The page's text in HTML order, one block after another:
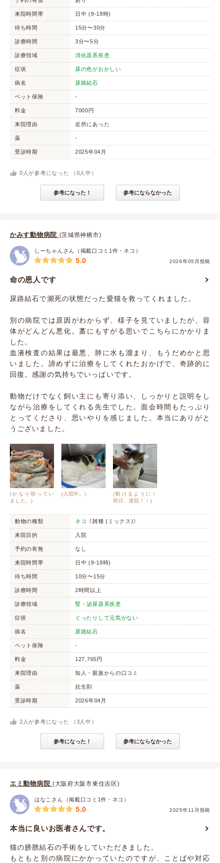
来院時間帯 日中 (9-18時)
待ち時間 15分〜30分
診療時間 3分〜5分
診療領域 消化器系疾患
症状 尿の色がおかしい
病名 尿路結石
ペット保険 -
料金 7000円
来院理由 近所にあった
薬 -
受診時期 2025年04月
0 人が参考になった （ 0 人中）
参考になった！ 参考にならなかった
かみす動物病院 (茨城県神栖市)
しーちゃんさん（掲載口コミ1件・ネコ）
2026年05月投稿
5.0
命の恩人です
尿路結石で瀕死の状態だった愛猫を救ってくれました。
別の病院では原因がわからず、様子を見ていましたが、容
体がどんどん悪化。藁にもすがる思いでこちらにかかりま
した。
血液検査の結果は最悪、肺に水も溜まり、もうだめかと思
いました。諦めずに治療をしてくれたおかげで、奇跡的に
回復。感謝の気持ちでいっぱいです。
動物だけでなく飼い主にも寄り添い、しっかりと説明をし
ながら治療をしてくれる先生でした。面会時間もたっぷり
とってくださり、思いやりを感じました。本当にありがと
うございました。
(かなり弱ってい
ました。)
(入院中。)
(動けるように！
明日、退院！！)
動物の種類 ネコ 《雑種 (ミックス)》
来院目的 入院
予約の有無 なし
来院時間帯 日中 (9-18時)
待ち時間 10分〜15分
診療時間 2時間以上
診療領域 腎・泌尿器系疾患
症状 ぐったりして元気がない
病名 尿路結石
ペット保険 -
料金 127,765円
来院理由 知人・親族からの口コミ
薬 抗生剤
受診時期 2026年04月
2 人が参考になった （ 3 人中）
参考になった！ 参考にならなかった
エミ動物病院 (大阪府大阪市東住吉区)
はなこさん（掲載口コミ1件・ネコ）
2025年11月投稿
5.0
本当に良いお医者さんです。
猫の膀胱結石の手術をしていただきました。
もともと別の病院にかかっていたのですが、ことばや対応